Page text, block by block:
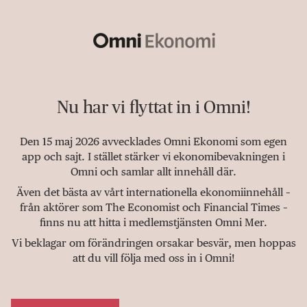
Nu har vi flyttat in i Omni!
Den 15 maj 2026 avvecklades Omni Ekonomi som egen
app och sajt. I stället stärker vi ekonomibevakningen i
Omni och samlar allt innehåll där.
Även det bästa av vårt internationella ekonomiinnehåll –
från aktörer som The Economist och Financial Times –
finns nu att hitta i medlemstjänsten Omni Mer.
Vi beklagar om förändringen orsakar besvär, men hoppas
att du vill följa med oss in i Omni!